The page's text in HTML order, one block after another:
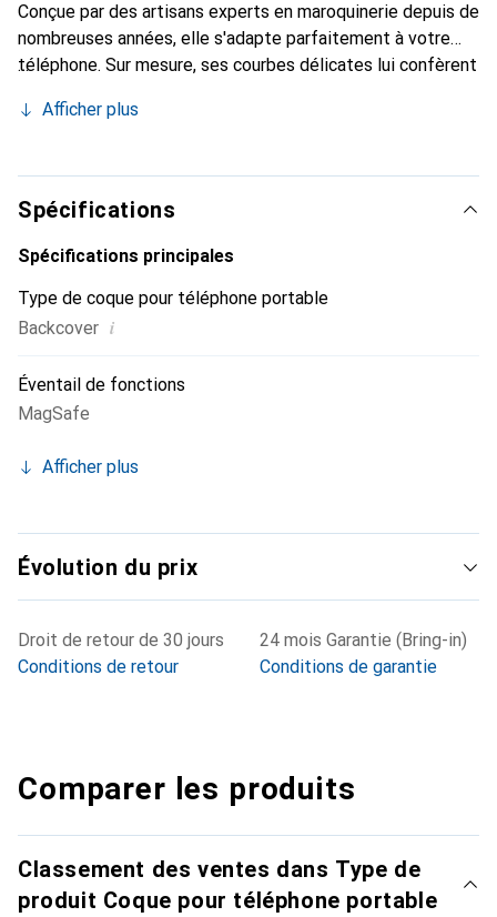
Conçue par des artisans experts en maroquinerie depuis de
nombreuses années, elle s'adapte parfaitement à votre
téléphone. Sur mesure, ses courbes délicates lui confèrent
et indispensable de votre smartphone. La marque Noreve
haute qualité et constitue un choix sûr pour une clientèle
exigeante.
Afficher plus
Spécifications
Spécifications principales
Type de coque pour téléphone portable
Backcover i
Éventail de fonctions
MagSafe
Afficher plus
Évolution du prix
Droit de retour de 30 jours
Conditions de retour
24 mois Garantie (Bring-in)
Conditions de garantie
Comparer les produits
Classement des ventes dans Type de
produit Coque pour téléphone portable